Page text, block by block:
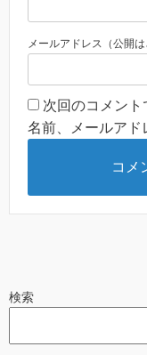
メールアドレス（公開は
次回のコメン
名前、メールアド
検索